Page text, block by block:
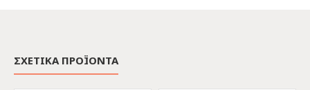
ΣΧΕΤΙΚΑ ΠΡΟΪΟΝΤΑ